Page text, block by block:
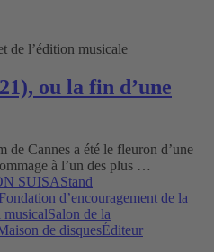
de l’édition musicale
ou la fin d’une
de Cannes a été le fleuron d’une
à l’un des plus …
SUISAStand
Fondation d’encouragement de la
musicalSalon de la
de disquesÉditeur